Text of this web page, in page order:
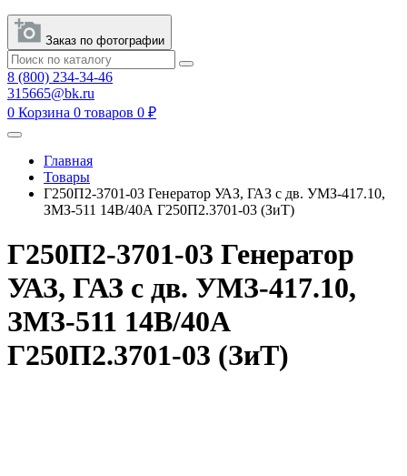
Заказ по фотографии
8 (800) 234-34-46
315665@bk.ru
0 Корзина 0 товаров 0 ₽
Главная
Товары
Г250П2-3701-03 Генератор УАЗ, ГАЗ с дв. УМЗ-417.10,
ЗМЗ-511 14В/40А Г250П2.3701-03 (ЗиТ)
Г250П2-3701-03 Генератор
УАЗ, ГАЗ с дв. УМЗ-417.10,
ЗМЗ-511 14В/40А
Г250П2.3701-03 (ЗиТ)